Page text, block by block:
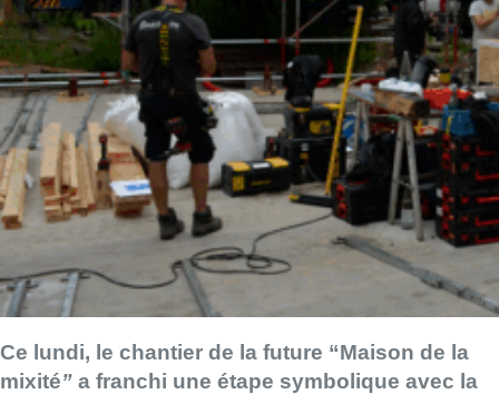
Ce lundi, le chantier de la future “Maison de la
mixité” a franchi une étape symbolique avec la